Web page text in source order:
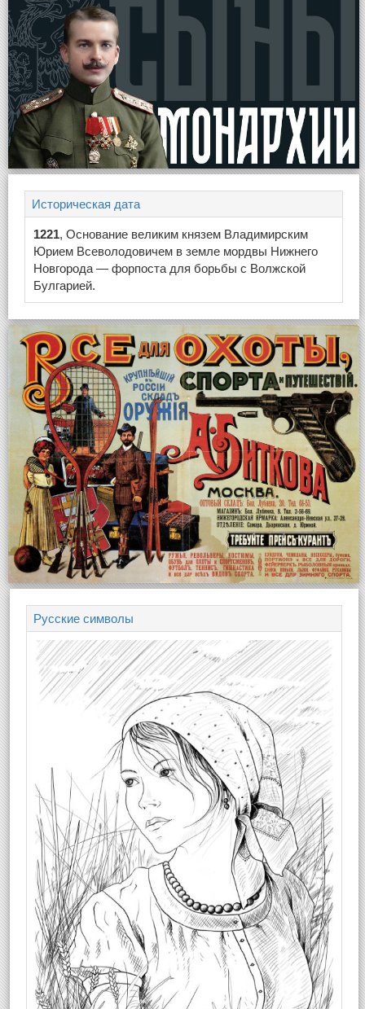
Историческая дата
1221, Основание великим князем Владимирским
Юрием Всеволодовичем в земле мордвы Нижнего
Новгорода — форпоста для борьбы с Волжской
Булгарией.
Русские символы